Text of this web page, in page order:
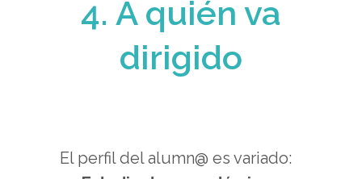
4. A quién va
dirigido
El perfil del alumn@ es variado: